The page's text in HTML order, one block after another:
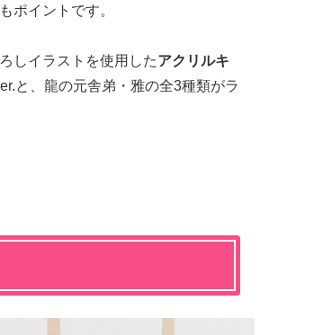
ポイントです。
しイラストを使用したアクリルキ
と、龍の元舎弟・雅の全3種類がラ